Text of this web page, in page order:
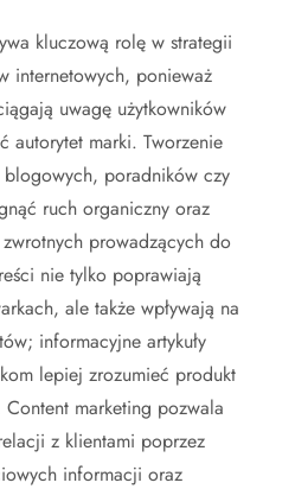
kluczową rolę w strategii
internetowych, ponieważ
uwagę użytkowników
autorytet marki. Tworzenie
blogowych, poradników czy
ruch organiczny oraz
prowadzących do
nie tylko poprawiają
ale także wpływają na
informacyjne artykuły
lepiej zrozumieć produkt
marketing pozwala
z klientami poprzez
informacji oraz